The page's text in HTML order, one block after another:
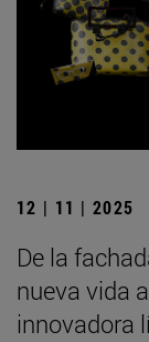
12 | 11 | 2025
De la
nueva vida
innovadora